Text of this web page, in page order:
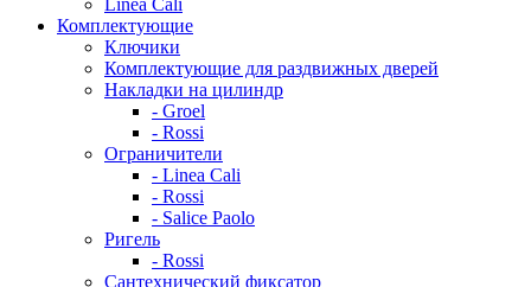
Linea Cali
Комплектующие
Ключики
Комплектующие для раздвижных дверей
Накладки на цилиндр
- Groel
- Rossi
Ограничители
- Linea Cali
- Rossi
- Salice Paolo
Ригель
- Rossi
Сантехнический фиксатор